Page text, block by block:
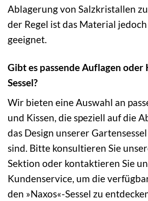
Ablagerung von Salzkristallen
der Regel ist das Material
geeignet.
Gibt es passende Auflagen oder
Sessel?
Wir bieten eine Auswahl an
und Kissen, die speziell auf die
das Design unserer
sind. Bitte konsultieren Sie
Sektion oder kontaktieren Sie
Kundenservice, um die
den »Naxos«-Sessel zu